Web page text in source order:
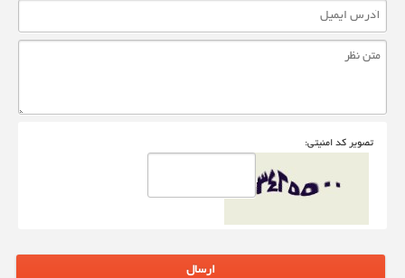
تصوير کد امنيتی:
ارسال